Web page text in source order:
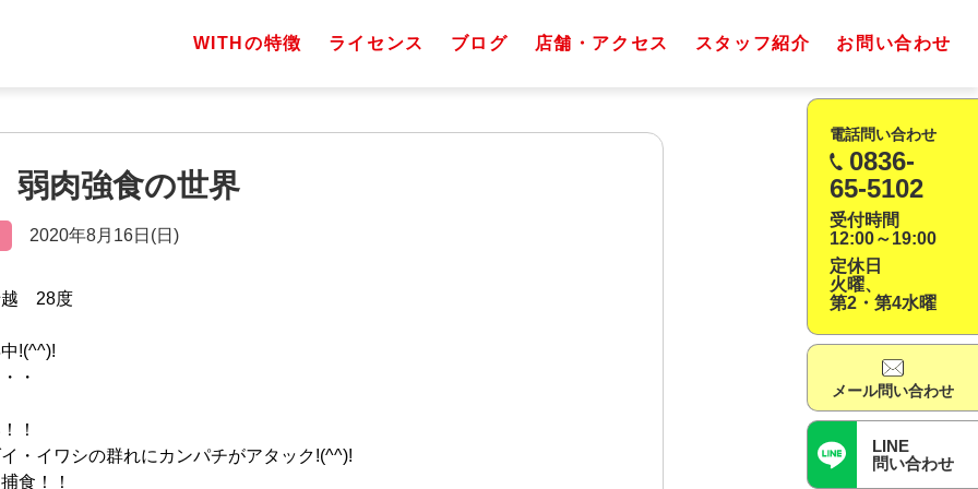
WITHの特徴 ライセンス ブログ 店舗・アクセス スタッフ紹介 お問い合わせ
弱肉強食の世界
2020年8月16日(日)
越 28度
!(^^)!
・
！
・イワシの群れにカンパチがアタック!(^^)!
食！！
電話問い合わせ
0836-
65-5102
受付時間
12:00～19:00
定休日
火曜、
第2・第4水曜
メール問い合わせ
LINE
問い合わせ